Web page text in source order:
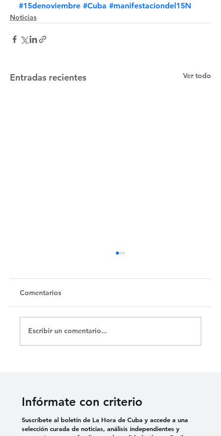
#15denoviembre #Cuba #manifestaciondel15N
Noticias
Entradas recientes Ver todo
Comentarios
Escribir un comentario...
Infórmate con criterio
Suscríbete al boletín de La Hora de Cuba y accede a una
selección curada de noticias, análisis independientes y